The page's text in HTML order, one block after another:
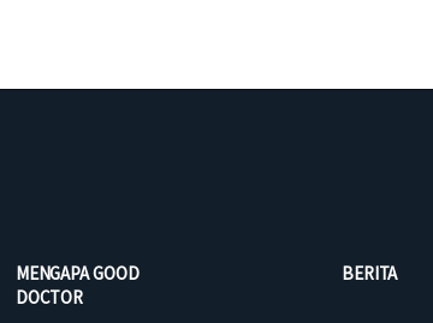
MENGAPA GOOD
DOCTOR
BERITA